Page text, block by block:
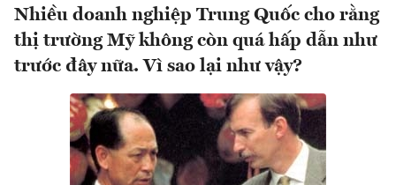
Nhiều doanh nghiệp Trung Quốc cho rằng
thị trường Mỹ không còn quá hấp dẫn như
trước đây nữa. Vì sao lại như vậy?